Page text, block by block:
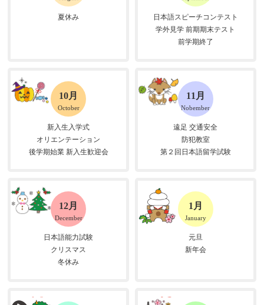
夏休み
日本語スピーチコンテスト
学外見学 前期期末テスト
前学期終了
10月
October
新入生入学式
オリエンテーション
後学期始業 新入生歓迎会
11月
Nobember
遠足 交通安全
防犯教室
第２回日本語留学試験
12月
December
日本語能力試験
クリスマス
冬休み
1月
January
元旦
新年会